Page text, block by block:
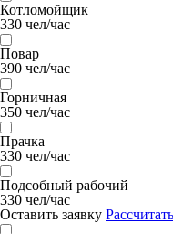
Котломойщик
330 чел/час
Повар
390 чел/час
Горничная
350 чел/час
Прачка
330 чел/час
Подсобный рабочий
330 чел/час
Оставить заявку